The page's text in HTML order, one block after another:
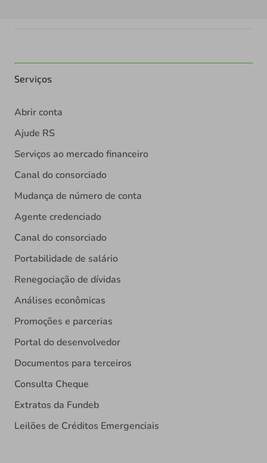
Serviços
Abrir conta
Ajude RS
Serviços ao mercado financeiro
Canal do consorciado
Mudança de número de conta
Agente credenciado
Canal do consorciado
Portabilidade de salário
Renegociação de dívidas
Análises econômicas
Promoções e parcerias
Portal do desenvolvedor
Documentos para terceiros
Consulta Cheque
Extratos da Fundeb
Leilões de Créditos Emergenciais